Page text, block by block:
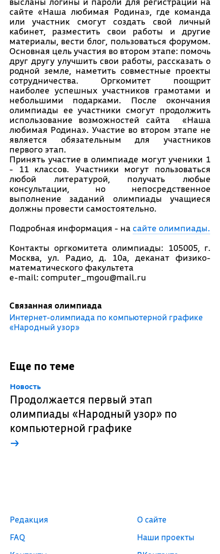
сайте «Наша любимая Родина», где команда
или участник смогут создать свой личный
кабинет, разместить свои работы и другие
материалы, вести блог, пользоваться форумом.
Основная цель участия во втором этапе: помочь
друг другу улучшить свои работы, рассказать о
родной земле, наметить совместные проекты
сотрудничества. Оргкомитет поощрит
наиболее успешных участников грамотами и
небольшими подарками. После окончания
олимпиады ее участники смогут продолжить
использование возможностей сайта «Наша
любимая Родина». Участие во втором этапе не
является обязательным для участников
первого этап.
Принять участие в олимпиаде могут ученики 1
- 11 классов. Участники могут пользоваться
любой литературой, получать любые
консультации, но непосредственное
выполнение заданий олимпиады учащиеся
должны провести самостоятельно.
Подробная информация - на сайте олимпиады.
Контакты оргкомитета олимпиады: 105005, г.
Москва, ул. Радио, д. 10а, деканат физико-
математического факультета
e-mail: computer_mgou@mail.ru
Связанная олимпиада
Интернет-олимпиада по компьютерной графике
«Народный узор»
Еще по теме
Новость
Продолжается первый этап
олимпиады «Народный узор» по
компьютерной графике
→
Редакция
FAQ
О сайте
Наши проекты